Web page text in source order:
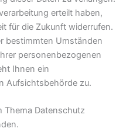
erteilt haben,
für die Zukunft widerrufen.
bestimmten Umständen
personenbezogenen
Ihnen ein
Aufsichtsbehörde zu.
Thema Datenschutz